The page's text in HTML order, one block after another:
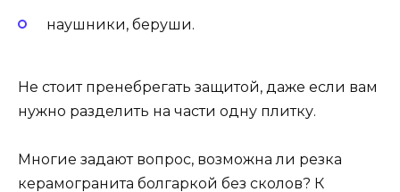
наушники, беруши.
Не стоит пренебрегать защитой, даже если вам
нужно разделить на части одну плитку.
Многие задают вопрос, возможна ли резка
керамогранита болгаркой без сколов? К